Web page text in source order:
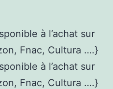
à l’achat sur
Fnac, Cultura ….}
à l’achat sur
Fnac, Cultura ….}